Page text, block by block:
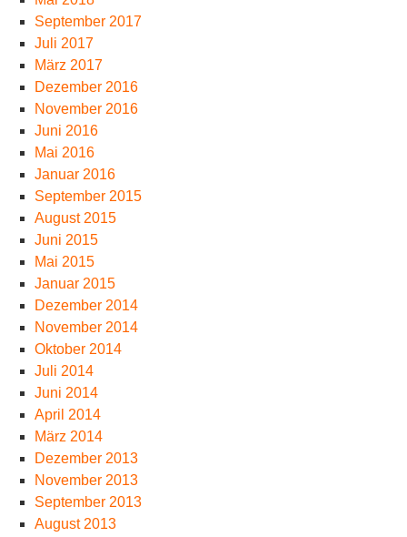
September 2017
Juli 2017
März 2017
Dezember 2016
November 2016
Juni 2016
Mai 2016
Januar 2016
September 2015
August 2015
Juni 2015
Mai 2015
Januar 2015
Dezember 2014
November 2014
Oktober 2014
Juli 2014
Juni 2014
April 2014
März 2014
Dezember 2013
November 2013
September 2013
August 2013